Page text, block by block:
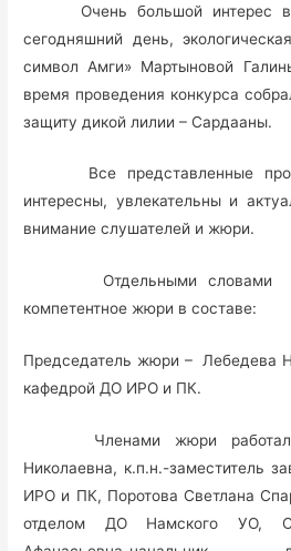
Очень большой интерес
сегодняшний день,
символ Амги» Мартыновой
время проведения конкурса
защиту дикой лилии – Сардааны.
Все представленные
интересны, увлекательны и
внимание слушателей и жюри.
Отдельными словами
компетентное жюри в составе:
Председатель жюри – Лебедева
кафедрой ДО ИРО и ПК.
Членами жюри работали
Николаевна, к.п.н.-заместитель
ИРО и ПК, Поротова Светлана
отделом ДО Намского УО,